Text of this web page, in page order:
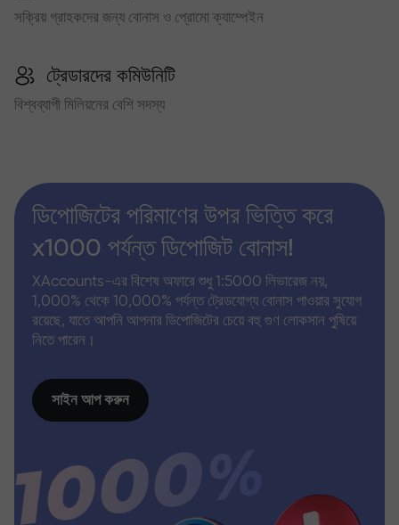
সক্রিয় গ্রাহকদের জন্য বোনাস ও প্রোমো ক্যাম্পেইন
ট্রেডারদের কমিউনিটি
বিশ্বব্যাপী মিলিয়নের বেশি সদস্য
ডিপোজিটের পরিমাণের উপর ভিত্তি করে
x1000 পর্যন্ত ডিপোজিট বোনাস!
XAccounts-এর বিশেষ অফারে শুধু 1:5000 লিভারেজ নয়,
1,000% থেকে 10,000% পর্যন্ত ট্রেডযোগ্য বোনাস পাওয়ার সুযোগ
রয়েছে, যাতে আপনি আপনার ডিপোজিটের চেয়ে বহু গুণ লোকসান পুষিয়ে
নিতে পারেন।
সাইন আপ করুন